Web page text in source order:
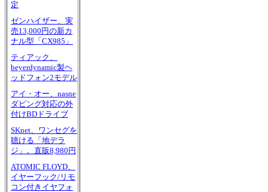
定
ゼンハイザー、実
売13,000円の新カ
ナル型「CX985」
ティアック、
beyerdynamic製ヘ
ッドフォン2モデル
アイ・オー、nasne
ダビング対応の外
付けBDドライブ
SKnet、ワンセグを
聴ける「地デラ
ジ」。直販8,980円
ATOMIC FLOYD、
イヤーフック/リモ
コン付きイヤフォ